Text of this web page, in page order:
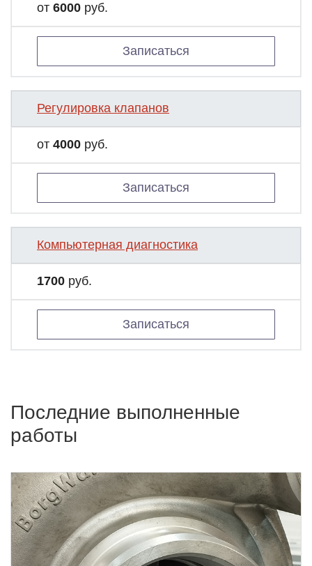
от 6000 руб.
Записаться
Регулировка клапанов
от 4000 руб.
Записаться
Компьютерная диагностика
1700 руб.
Записаться
Последние выполненные
работы